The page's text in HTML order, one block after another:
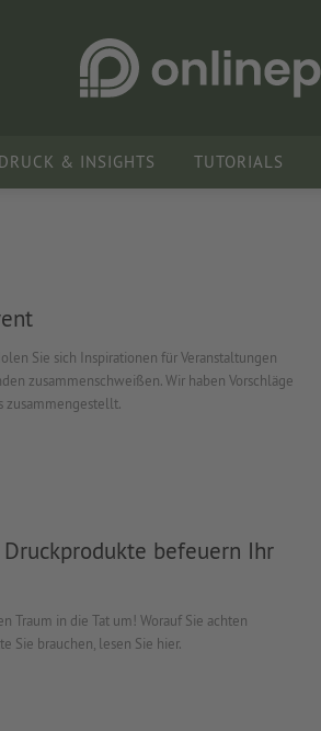
DRUCK & INSIGHTS TUTORIALS
Sie sich Inspirationen für Veranstaltungen
zusammenschweißen. Wir haben Vorschläge
zusammengestellt.
befeuern Ihr
Traum in die Tat um! Worauf Sie achten
Sie brauchen, lesen Sie hier.